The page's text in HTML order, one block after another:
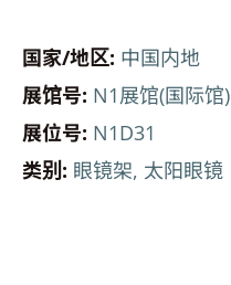
国家/地区: 中国内地
展馆号: N1展馆(国际馆)
展位号: N1D31
类别: 眼镜架, 太阳眼镜